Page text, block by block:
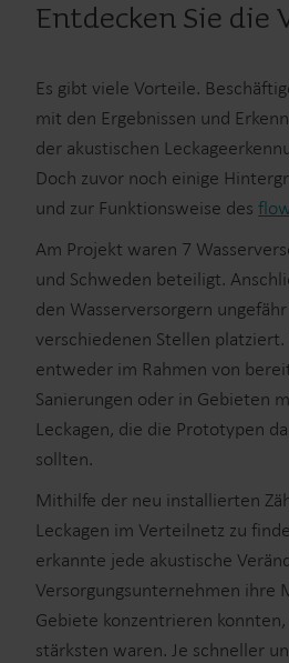
Entdecken Sie die
Es gibt viele Vorteile.
mit den Ergebnissen und
der akustischen
Doch zuvor noch einige
und zur Funktionsweise des
Am Projekt waren 7
und Schweden beteiligt.
den Wasserversorgern
verschiedenen Stellen platziert.
entweder im Rahmen von
Sanierungen oder in Gebieten
Leckagen, die die Prototypen
sollten.
Mithilfe der neu installierten
Leckagen im Verteilnetz zu
erkannte jede akustische
Versorgungsunternehmen ihre
Gebiete konzentrieren
stärksten waren. Je schneller